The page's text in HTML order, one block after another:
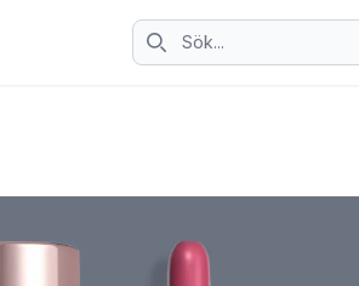
Sök ikon